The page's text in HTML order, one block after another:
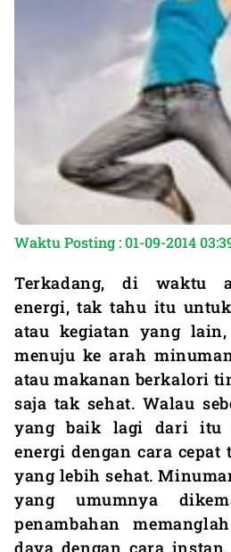
Waktu Posting : 01-09-2014
Terkadang, di waktu
energi, tak tahu itu
atau kegiatan yang
menuju ke arah
atau makanan berkalori
saja tak sehat. Walau
yang baik lagi dari itu
energi dengan cara cepat
yang lebih sehat.
yang umumnya
penambahan
daya dengan cara